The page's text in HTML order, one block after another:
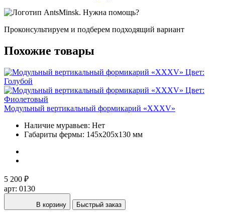
Нужна помощь?
Проконсультируем и подберем подходящий вариант
Похожие товары
Модульный вертикальный формикарий «XXXV»
Наличие муравьев: Нет
Габариты фермы: 145х205х130 мм
5 200 ₽
арт: 0130
В корзину Быстрый заказ